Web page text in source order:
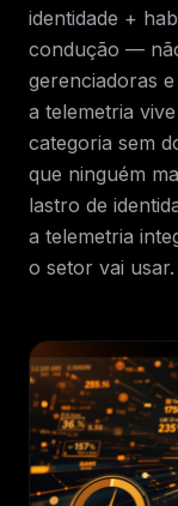
identidade +
condução —
gerenciadoras
a telemetria
categoria sem
que ninguém
lastro de
a telemetria
o setor vai usar.